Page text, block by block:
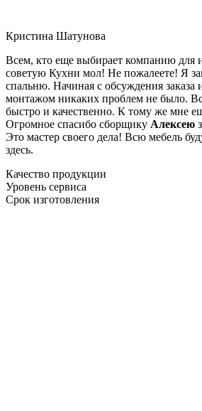
Кристина Шатунова
Всем, кто еще выбирает компанию для
советую Кухни мол! Не пожалеете! Я
спальню. Начиная с обсуждения заказа
монтажом никаких проблем не было.
быстро и качественно. К тому же мне
Огромное спасибо сборщику Алексею
Это мастер своего дела! Всю мебель
здесь.
Качество продукции
Уровень сервиса
Срок изготовления